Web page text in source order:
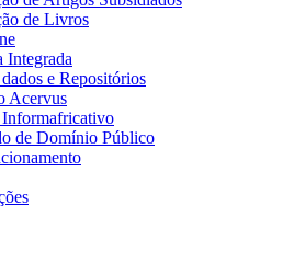
de Livros
Integrada
e Repositórios
Acervus
de Domínio Público